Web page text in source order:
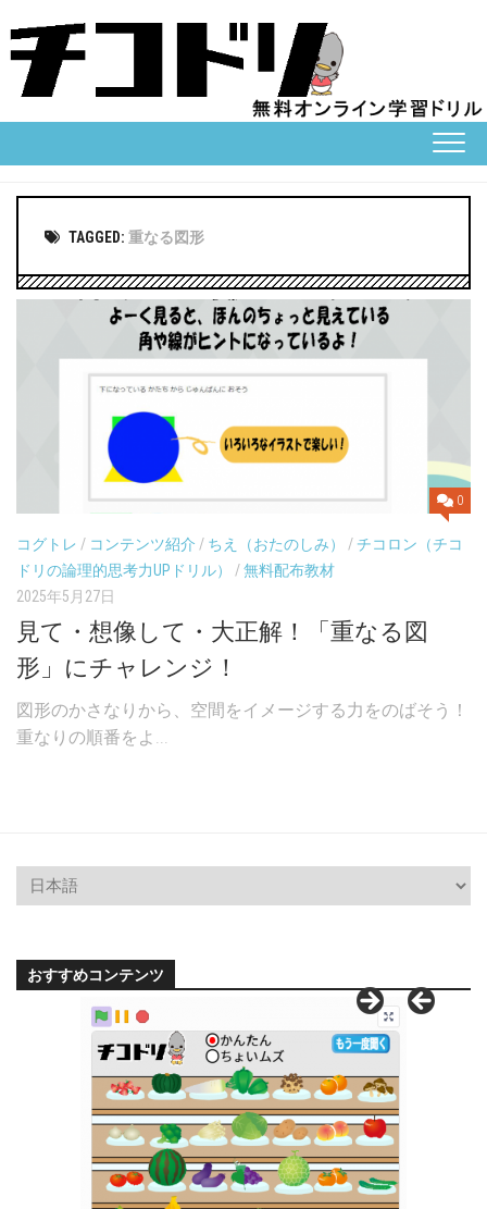
to
content
TAGGED: 重なる図形
0
コグトレ / コンテンツ紹介 / ちえ（おたのしみ） /チコロン（チコ
ドリの論理的思考力UPドリル）
/無料配布教材
2025年5月27日
見て・想像して・大正解！「重なる図
形」にチャレンジ！
図形のかさなりから、空間をイメージする力をのばそう！
重なりの順番をよ...
おすすめコンテンツ